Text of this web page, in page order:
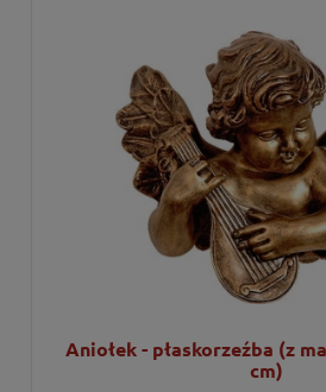
Aniołek - płaskorzeźba (z
cm)